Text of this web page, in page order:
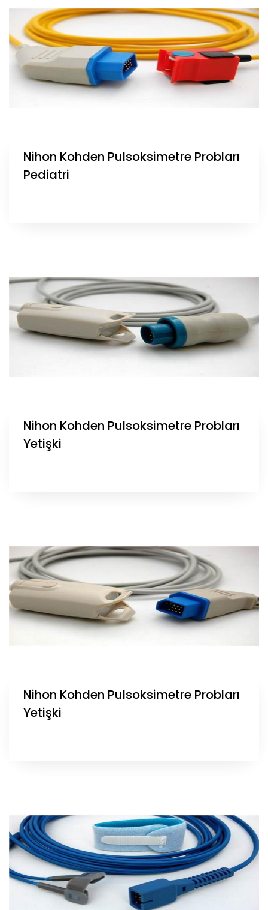
Nihon Kohden Pulsoksimetre Probları
Pediatri
Nihon Kohden Pulsoksimetre Probları
Yetişki
Nihon Kohden Pulsoksimetre Probları
Yetişki